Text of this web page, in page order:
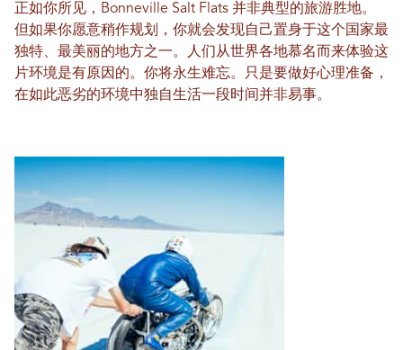
正如你所见，Bonneville Salt Flats 并非典型的旅游胜地。
但如果你愿意稍作规划，你就会发现自己置身于这个国家最
独特、最美丽的地方之一。人们从世界各地慕名而来体验这
片环境是有原因的。你将永生难忘。只是要做好心理准备，
在如此恶劣的环境中独自生活一段时间并非易事。